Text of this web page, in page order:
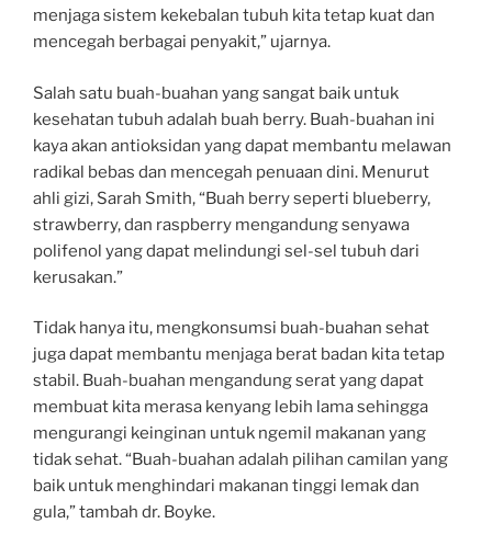
menjaga sistem kekebalan tubuh kita tetap kuat dan
mencegah berbagai penyakit,” ujarnya.
Salah satu buah-buahan yang sangat baik untuk
kesehatan tubuh adalah buah berry. Buah-buahan ini
kaya akan antioksidan yang dapat membantu melawan
radikal bebas dan mencegah penuaan dini. Menurut
ahli gizi, Sarah Smith, “Buah berry seperti blueberry,
strawberry, dan raspberry mengandung senyawa
polifenol yang dapat melindungi sel-sel tubuh dari
kerusakan.”
Tidak hanya itu, mengkonsumsi buah-buahan sehat
juga dapat membantu menjaga berat badan kita tetap
stabil. Buah-buahan mengandung serat yang dapat
membuat kita merasa kenyang lebih lama sehingga
mengurangi keinginan untuk ngemil makanan yang
tidak sehat. “Buah-buahan adalah pilihan camilan yang
baik untuk menghindari makanan tinggi lemak dan
gula,” tambah dr. Boyke.